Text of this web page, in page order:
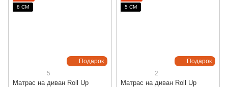
Подарок
8 СМ
5
Матрас на диван Roll Up
Подарок
5 СМ
2
Матрас на диван Roll Up